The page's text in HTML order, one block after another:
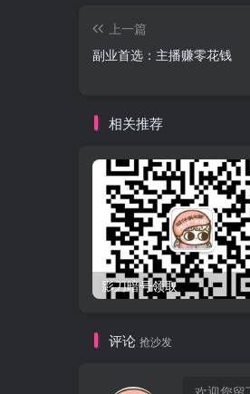
上一篇
副业首选：主播赚零花钱
相关推荐
影刀暗号领取
评论 抢沙发